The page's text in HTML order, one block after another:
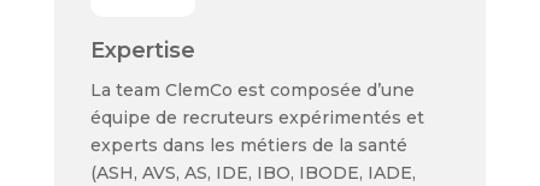
Expertise
La team ClemCo est composée d’une
équipe de recruteurs expérimentés et
experts dans les métiers de la santé
(ASH, AVS, AS, IDE, IBO, IBODE, IADE,